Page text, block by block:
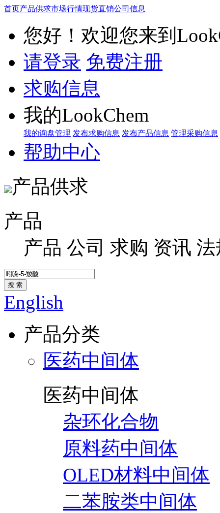
首页产品供求市场行情现货直销公司信息
您好！欢迎您来到
请登录 免费注册
求购信息
我的LookChem
我的询盘管理 发布求购信息 发布产品信息 管理采购信息
帮助中心
产品供求
产品
产品 公司 求购 资讯 法
搜 索
English
产品分类
医药中间体
医药中间体
杂环化合物
原料药中间体
OLED材料中间体
二苯胺类中间体